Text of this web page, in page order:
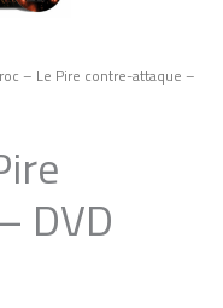
– Le Pire contre-attaque –
DVD